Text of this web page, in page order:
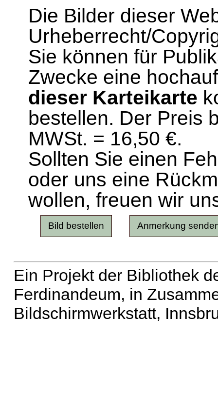
Die Bilder dieser
Urheberrecht/
Sie können für
Zwecke eine
dieser Karteikarte
bestellen. Der Preis
MWSt. = 16,50 €.
Sollten Sie einen
oder uns eine
wollen, freuen wir
Ein Projekt der Bibliothek
Ferdinandeum, in
Bildschirmwerkstatt,